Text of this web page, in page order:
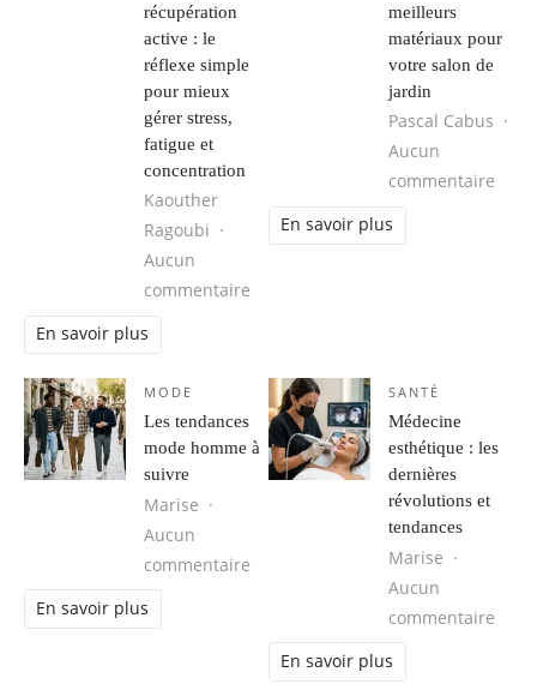
récupération
active : le
réflexe simple
pour mieux
gérer stress,
fatigue et
concentration
Kaouther
Ragoubi
Aucun
commentaire
En savoir plus
meilleurs
matériaux pour
votre salon de
jardin
Pascal Cabus
Aucun
commentaire
En savoir plus
MODE
Les tendances
mode homme à
suivre
Marise
Aucun
commentaire sur Les tendances mode homme à
En savoir plus
SANTÉ
Médecine
esthétique : les
dernières
révolutions et
tendances
Marise
Aucun
commentaire
En savoir plus